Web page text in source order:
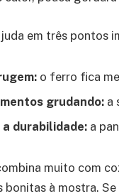
em três pontos
o ferro fica
grudando: a
durabilidade: a
muito com
bonitas à mostra.